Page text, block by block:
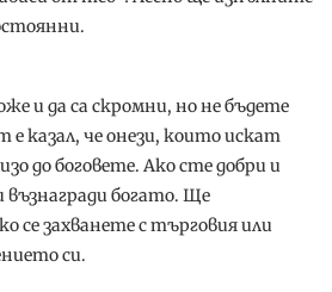
и да са скромни, но не бъдете
казал, че онези, които искат
до боговете. Ако сте добри и
богато. Ще
се захванете с търговия или
си.